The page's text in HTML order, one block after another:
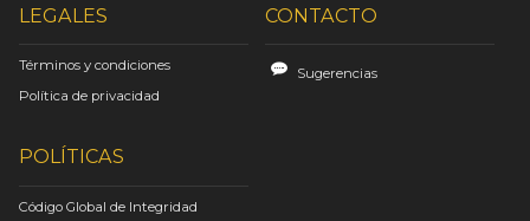
LEGALES
Términos y condiciones
Política de privacidad
CONTACTO
Sugerencias
POLÍTICAS
Código Global de Integridad